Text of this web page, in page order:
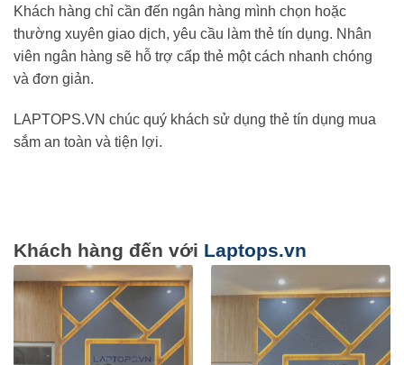
Khách hàng chỉ cần đến ngân hàng mình chọn hoặc
thường xuyên giao dịch, yêu cầu làm thẻ tín dụng. Nhân
viên ngân hàng sẽ hỗ trợ cấp thẻ một cách nhanh chóng
và đơn giản.
LAPTOPS.VN chúc quý khách sử dụng thẻ tín dụng mua
sắm an toàn và tiện lợi.
Khách hàng đến với Laptops.vn